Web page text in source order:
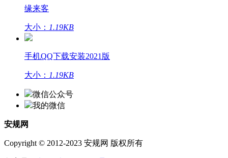
缘来客
大小： 1.19KB
手机QQ下载安装2021版
大小： 1.19KB
微信公众号
我的微信
安规网
Copyright © 2012-2023 安规网 版权所有